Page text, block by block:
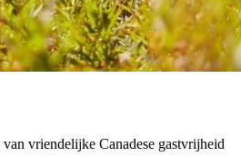
vriendelijke Canadese gastvrijheid